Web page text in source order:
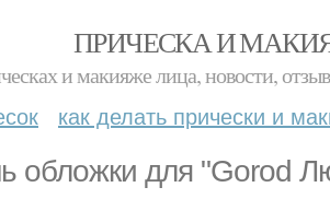
ПРИЧЕСКА И
и макияже лица, новости,
как делать прически и
обложки для "Gorod